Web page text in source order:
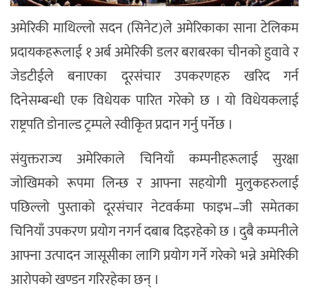
अमेरिकी माथिल्लो सदन (सिनेट)ले अमेरिकाका साना टेलिकम
प्रदायकहरूलाई १ अर्ब अमेरिकी डलर बराबरका चीनको हुवावे र
जेडटीईले बनाएका दूरसंचार उपकरणहरु खरिद गर्न
दिनेसम्बन्धी एक विधेयक पारित गरेको छ । यो विधेयकलाई
राष्ट्रपति डोनाल्ड ट्रम्पले स्वीकृित प्रदान गर्नु पर्नेछ ।
संयुक्तराज्य अमेरिकाले चिनियाँ कम्पनीहरूलाई सुरक्षा
जोखिमको रूपमा लिन्छ र आफ्ना सहयोगी मुलुकहरुलाई
पछिल्लो पुस्ताको दूरसंचार नेटवर्कमा फाइभ–जी समेतका
चिनियाँ उपकरण प्रयोग नगर्न दबाब दिइरहेको छ । दुबै कम्पनीले
आफ्ना उत्पादन जासूसीका लागि प्रयोग गर्ने गरेको भन्ने अमेरिकी
आरोपको खण्डन गरिरहेका छन् ।